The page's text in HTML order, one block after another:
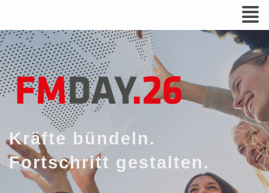
Kräfte bündeln.
Fortschritt gestalten.